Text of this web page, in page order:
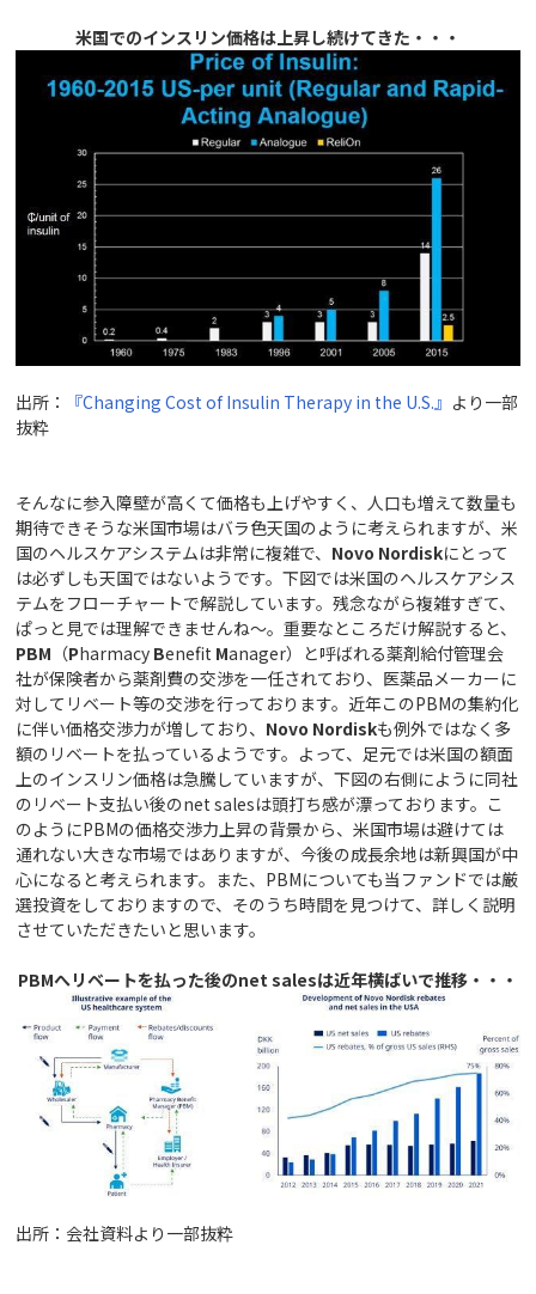
米国でのインスリン価格は上昇し続けてきた・・・
出所： 『Changing Cost of Insulin Therapy in the U.S.』 より一部
抜粋
そんなに参入障壁が高くて価格も上げやすく、人口も増えて数量も
期待できそうな米国市場はバラ色天国のように考えられますが、米
国のヘルスケアシステムは非常に複雑で、 Novo Nordiskにとって
は必ずしも天国ではないようです。下図では米国のヘルスケアシス
テムをフローチャートで解説しています。残念ながら複雑すぎて、
ぱっと見では理解できませんね～。重要なところだけ解説すると、
PBM （Pharmacy Benefit Manager）と呼ばれる薬剤給付管理会
社が保険者から薬剤費の交渉を一任されており、医薬品メーカーに
対してリベート等の交渉を行っております。近年このPBMの集約化
に伴い価格交渉力が増しており、 Novo Nordiskも例外ではなく多
額のリベートを払っているようです。よって、足元では米国の額面
上のインスリン価格は急騰していますが、下図の右側にように同社
のリベート支払い後のnet salesは頭打ち感が漂っております。こ
のようにPBMの価格交渉力上昇の背景から、米国市場は避けては
通れない大きな市場ではありますが、今後の成長余地は新興国が中
心になると考えられます。また、PBMについても当ファンドでは厳
選投資をしておりますので、そのうち時間を見つけて、詳しく説明
させていただきたいと思います。
PBMへリベートを払った後のnet salesは近年横ばいで推移・・・
出所：会社資料より一部抜粋